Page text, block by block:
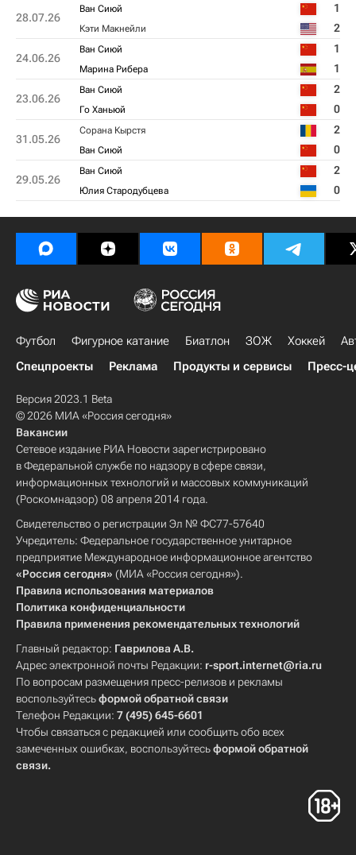
28.07.26
Ван Сиюй 1
Кэти Макнейли 2
24.06.26
Ван Сиюй 1
Марина Рибера 1
23.06.26
Ван Сиюй 2
Го Ханьюй 0
31.05.26
Сорана Кырстя 2
Ван Сиюй 0
29.05.26
Ван Сиюй 2
Юлия Стародубцева 0
Футбол Фигурное катание Биатлон ЗОЖ Хоккей
Спецпроекты
Реклама Продукты и сервисы Пресс-
Версия 2023.1 Beta
© 2026 МИА «Россия сегодня»
Вакансии
Сетевое издание РИА Новости зарегистрировано
в Федеральной службе по надзору в сфере связи,
информационных технологий и массовых коммуникаций
(Роскомнадзор) 08 апреля 2014 года.
Свидетельство о регистрации Эл № ФС77-57640
Учредитель: Федеральное государственное унитарное
предприятие Международное информационное агентство
«Россия сегодня» (МИА «Россия сегодня»).
Правила использования материалов
Политика конфиденциальности
Правила применения рекомендательных технологий
Главный редактор: Гаврилова А.В.
Адрес электронной почты Редакции: r-sport.internet@ria.ru
По вопросам размещения пресс-релизов и рекламы
воспользуйтесьформой обратной связи
Телефон Редакции: 7 (495) 645-6601
Чтобы связаться с редакцией или сообщить обо всех
замеченных ошибках, воспользуйтесьформой обратной
связи.